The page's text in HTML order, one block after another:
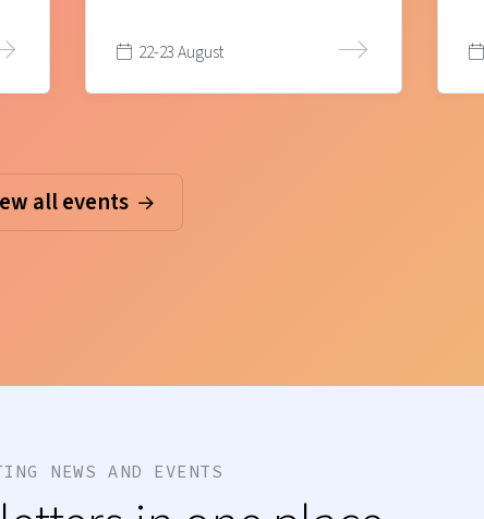
22-23 August
all events
NEWS AND EVENTS